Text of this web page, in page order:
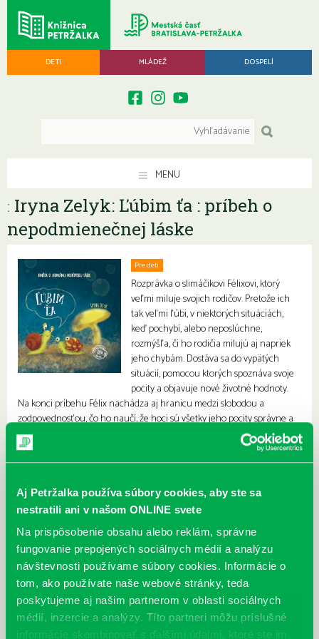
Aj Petržalka používa súbory cookies, aby ste sa
nestratili ani v našom ONLINE svete
Na prispôsobenie obsahu alebo reklám, správne
fungovanie prepojených sociálnych médií a analýzu
návštevnosti používame súbory cookies. Informácie o
tom, ako používate naše webové stránky, teda
poskytujeme aj našim partnerom v oblasti sociálnych
médií, inzercie a analýzy. Títo partneri môžu príslušné
informácie skombinovať s ďalšími údajmi, ktoré ste im
DETI MLÁDEŽ DOSPELÍ
MENU
: Iryna Zelyk: Ľúbim ťa : príbeh o
nepodmienečnej láske
Pre deti
Rozprávka o slimáčikovi Félixovi, ktorý
veľmi miluje svojich rodičov. Pretože ich
tak veľmi ľúbi, v niektorých situáciách,
keď pochybí, alebo neposlúchne,
rozmýšľa, či ho rodičia milujú aj napriek
jeho chybám. Dostáva sa do vypätých
situácií, pomocou ktorých spoznáva svoje
pocity a objavuje nové životné hodnoty.
Na konci príbehu Félix nachádza aj hranicu medzi slobodou a
zodpovednosťou, čo ho naučí, že hoci sú všetky jeho pocity správne a
rodičia ho stále milujú, nie všetky druhy správania sú prijateľné.